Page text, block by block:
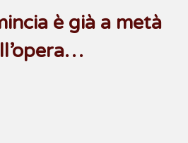
è già a metà